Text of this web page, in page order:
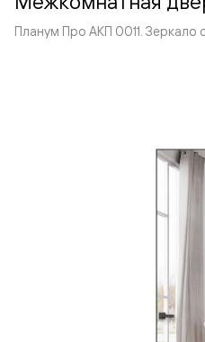
Планум Про АКП 0011. Зеркало